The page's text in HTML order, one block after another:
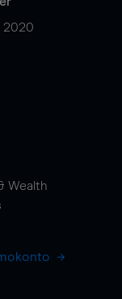
2020
Wealth